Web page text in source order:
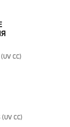
CC)
CC)